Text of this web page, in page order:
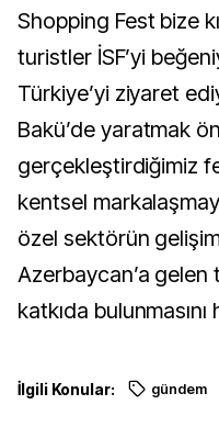
Shopping Fest bize
turistler İSF’yi
Türkiye’yi ziyaret
Bakü’de yaratmak
gerçekleştirdiğimiz
kentsel
özel sektörün
Azerbaycan’a gelen
katkıda
İlgili Konular: gündem